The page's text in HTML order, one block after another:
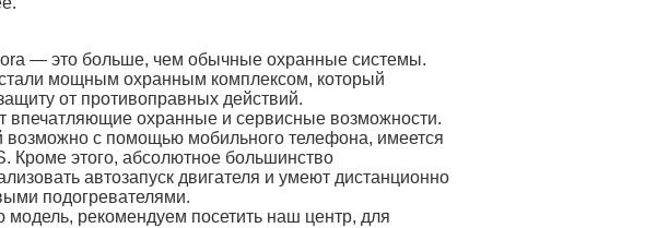
— это больше, чем обычные охранные системы.
мощным охранным комплексом, который
от противоправных действий.
впечатляющие охранные и сервисные возможности.
возможно с помощью мобильного телефона, имеется
Кроме этого, абсолютное большинство
автозапуск двигателя и умеют дистанционно
подогревателями.
рекомендуем посетить наш центр, для